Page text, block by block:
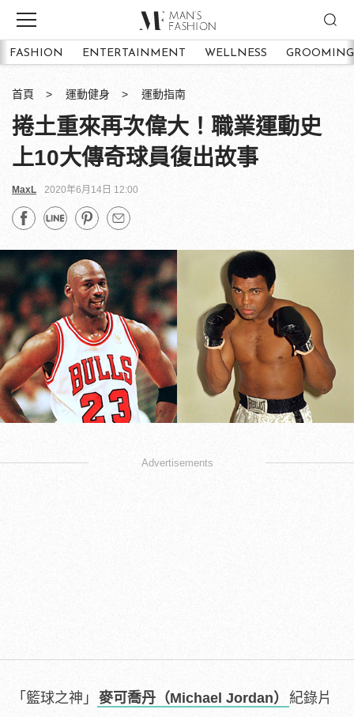
FASHION ENTERTAINMENT WELLNESS GROOMING
首頁 運動健身 運動指南
捲土重來再次偉大！職業運動史
上10大傳奇球員復出故事
MaxL 2020年6月14日 12:00
Advertisements
「籃球之神」 麥可喬丹（Michael Jordan）
紀錄片